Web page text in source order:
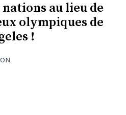
nations au lieu de
olympiques de
!